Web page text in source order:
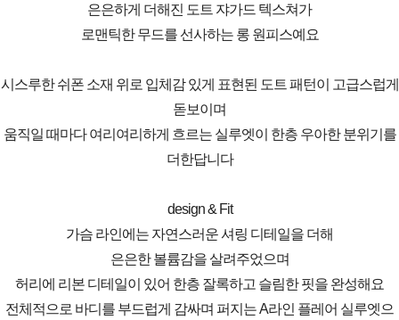
은은하게 더해진 도트 쟈가드 텍스쳐가
로맨틱한 무드를 선사하는 롱 원피스예요
시스루한 쉬폰 소재 위로 입체감 있게 표현된 도트 패턴이 고급스럽게
돋보이며
움직일 때마다 여리여리하게 흐르는 실루엣이 한층 우아한 분위기를
더한답니다
design & Fit
가슴 라인에는 자연스러운 셔링 디테일을 더해
은은한 볼륨감을 살려주었으며
허리에 리본 디테일이 있어 한층 잘록하고 슬림한 핏을 완성해요
전체적으로 바디를 부드럽게 감싸며 퍼지는 A라인 플레어 실루엣으